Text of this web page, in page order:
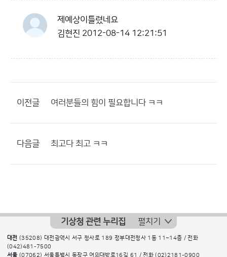
제예상이틀렸네요
김현진 2012-08-14 12:21:51
이전글 여러분들의 힘이 필요합니다 ㅋㅋ
다음글 최고다 최고 ㅋㅋ
기상청 관련 누리집 펼치기
대전 (35208) 대전광역시 서구 청사로 189 정부대전청사 1동 11~14층 / 전화
(042)481-7500
서울 (07062) 서울특별시 동작구 여의대방로16길 61 / 전화(02)2181-0900